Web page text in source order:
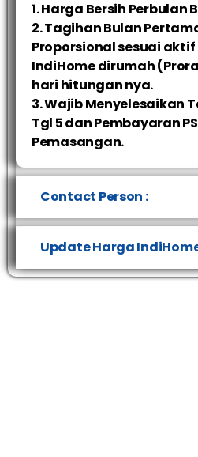
1. Harga Bersih Perbulan
2. Tagihan Bulan
Proporsional sesuai
IndiHome dirumah
hari hitungan nya.
3. Wajib Menyelesaikan
Tgl 5 dan Pembayaran
Pemasangan.
Contact Person :
Update Harga